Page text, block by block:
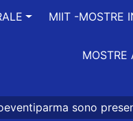
MIIT -MOSTRE
MOSTRE
messaggi